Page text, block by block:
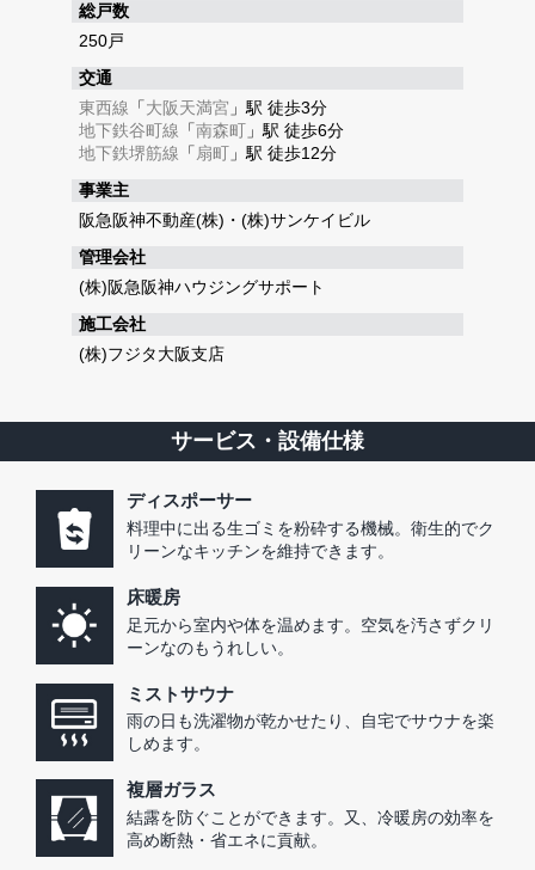
総戸数
250戸
交通
東西線 「大阪天満宮 」駅 徒歩3分
地下鉄谷町線 「南森町」駅 徒歩6分
地下鉄堺筋線 「 扇町」駅 徒歩12分
事業主
阪急阪神不動産(株)・(株)サンケイビル
管理会社
(株)阪急阪神ハウジングサポート
施工会社
(株)フジタ大阪支店
サービス・設備仕様
ディスポーサー
料理中に出る生ゴミを粉砕する機械。衛生的でク
リーンなキッチンを維持できます。
床暖房
足元から室内や体を温めます。空気を汚さずクリ
ーンなのもうれしい。
ミストサウナ
雨の日も洗濯物が乾かせたり、自宅でサウナを楽
しめます。
複層ガラス
結露を防ぐことができます。又、冷暖房の効率を
高め断熱・省エネに貢献。